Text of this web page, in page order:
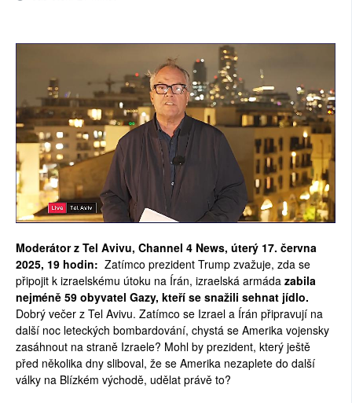
Moderátor z Tel Avivu, Channel 4 News, úterý 17. června
2025, 19 hodin: Zatímco prezident Trump zvažuje, zda se
připojit k izraelskému útoku na Írán, izraelská armáda zabila
nejméně 59 obyvatel Gazy, kteří se snažili sehnat jídlo.
Dobrý večer z Tel Avivu. Zatímco se Izrael a Írán připravují na
další noc leteckých bombardování, chystá se Amerika vojensky
zasáhnout na straně Izraele? Mohl by prezident, který ještě
před několika dny sliboval, že se Amerika nezaplete do další
války na Blízkém východě, udělat právě to?